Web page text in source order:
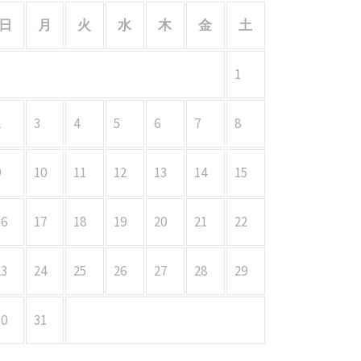
月 火 水 木 金 土
1
3 4 5 6 7 8
10 11 12 13 14 15
17 18 19 20 21 22
24 25 26 27 28 29
31